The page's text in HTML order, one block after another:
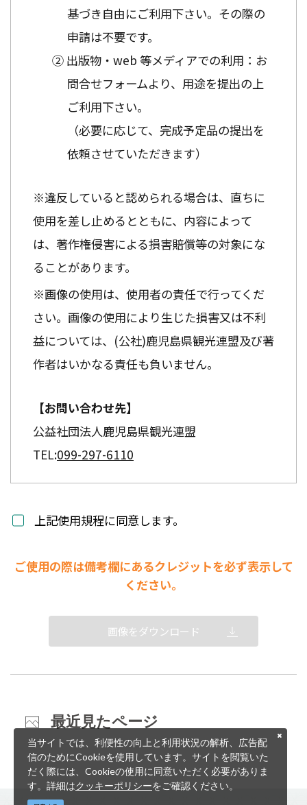
基づき自由にご利用下さい。その際の
申請は不要です。
② 出版物・web 等メディアでの利用：お
問合せフォームより、用途を提出の上
ご利用下さい。
（必要に応じて、完成予定品の提出を
依頼させていただきます）
※違反していると認められる場合は、直ちに
使用を差し止めるとともに、内容によって
は、著作権侵害による損害賠償等の対象にな
ることがあります。
※画像の使用は、使用者の責任で行ってくだ
さい。画像の使用により生じた損害又は不利
益については、(公社)鹿児島県観光連盟及び著
作者はいかなる責任も負いません。
【お問い合わせ先】
公益社団法人鹿児島県観光連盟
TEL:099-297-6110
上記使用規程に同意します。
ご使用の際は備考欄にあるクレジットを必ず表示して
ください。
画像をダウンロード
最近見たページ
当サイトでは、利便性の向上と利用状況の解析、広告配
信のためにCookieを使用しています。サイトを閲覧いた
だく際には、Cookieの使用に同意いただく必要がありま
す。詳細はクッキーポリシーをご確認ください。